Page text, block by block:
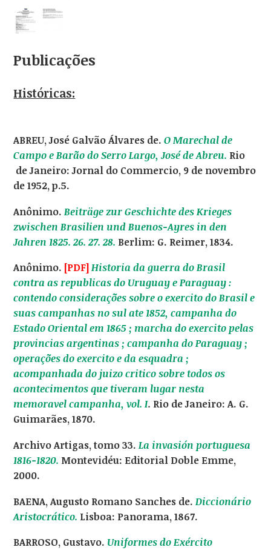
Publicações
Históricas:
ABREU, José Galvão Álvares de.O Marechal de
Campo e Barão do Serro Largo, José de Abreu. Rio
de Janeiro: Jornal do Commercio, 9 de novembro
de 1952, p.5.
Anônimo.Beiträge zur Geschichte des Krieges
zwischen Brasilien und Buenos-Ayres in den
Jahren 1825. 26. 27. 28. Berlim: G. Reimer, 1834.
Anônimo. [PDF] Historia da guerra do Brasil
contra as republicas do Uruguay e Paraguay :
contendo considerações sobre o exercito do Brasil e
suas campanhas no sul ate 1852, campanha do
Estado Oriental em 1865 ; marcha do exercito pelas
provincias argentinas ; campanha do Paraguay ;
operações do exercito e da esquadra ;
acompanhada do juizo critico sobre todos os
acontecimentos que tiveram lugar nesta
memoravel campanha, vol. I. Rio de Janeiro: A. G.
Guimarães, 1870.
Archivo Artigas, tomo 33. La invasión portuguesa
1816-1820. Montevidéu: Editorial Doble Emme,
2000.
BAENA, Augusto Romano Sanches de.Diccionário
Aristocrático. Lisboa: Panorama, 1867.
BARROSO, Gustavo. Uniformes do Exército